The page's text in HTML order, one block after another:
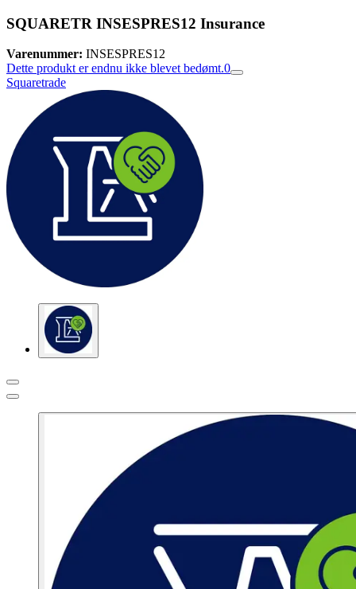
SQUARETR INSESPRES12 Insurance
Varenummer: INSESPRES12
Dette produkt er endnu ikke blevet bedømt.0
Squaretrade